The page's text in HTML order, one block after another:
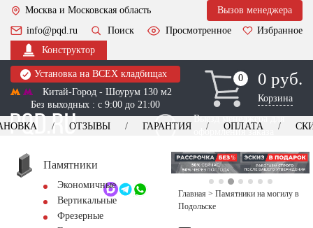
Москва и Московская область
Вызов менеджера
info@pqd.ru
Поиск Просмотренное
Избранное
Конструктор
Установка на ВСЕХ кладбищах
Китай-Город - Шоурум 130 м2
Без выходных : с 9:00 до 21:00
0
0 0 руб.
Корзина
Выезд менеджера для
оформления заказа
+7 (495) 518-44-23
Обратный звонок
ОТЗЫВЫ ГАРАНТИЯ ОПЛАТА
Памятники
Экономичные
Вертикальные
Фрезерные
Главная > Памятники на могилу в
Подольске